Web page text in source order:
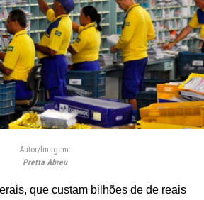
Autor/Imagem:
Pretta Abreu
que custam bilhões de de reais